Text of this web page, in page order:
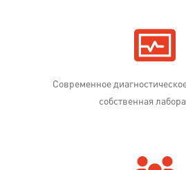
Современное
собственная